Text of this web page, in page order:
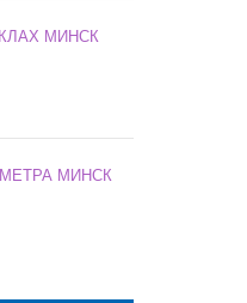
МИНСК
МИНСК